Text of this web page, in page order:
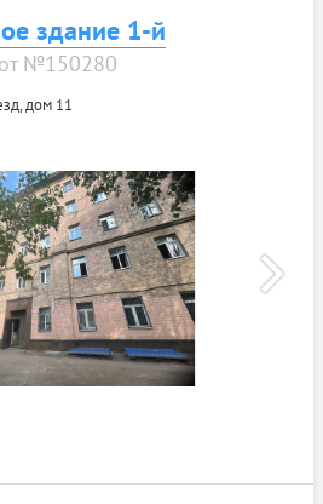
здание 1-й
№150280
дом 11